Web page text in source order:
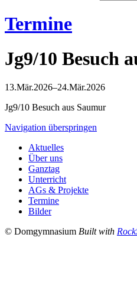
Termine
Jg9/10 Besuch
13.Mär.2026–24.Mär.2026
Jg9/10 Besuch aus Saumur
Navigation überspringen
Aktuelles
Über uns
Ganztag
Unterricht
AGs & Projekte
Termine
Bilder
© Domgymnasium Built with